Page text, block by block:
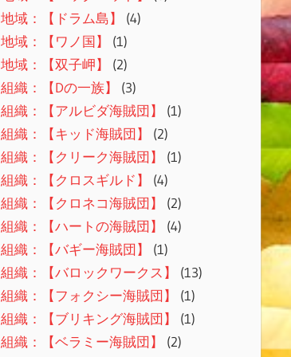
地域：【ドラム島】
(4)
地域：【ワノ国】
(1)
地域：【双子岬】
(2)
組織：【Dの一族】
(3)
組織：【アルビダ海賊団】
(1)
組織：【キッド海賊団】
(2)
組織：【クリーク海賊団】
(1)
組織：【クロスギルド】
(4)
組織：【クロネコ海賊団】
(2)
組織：【ハートの海賊団】
(4)
組織：【バギー海賊団】
(1)
組織：【バロックワークス】
(13)
組織：【フォクシー海賊団】
(1)
組織：【ブリキング海賊団】
(1)
組織：【ベラミー海賊団】
(2)